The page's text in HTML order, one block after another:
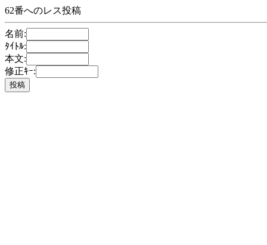
62番へのレス投稿
名前:
ﾀｲﾄﾙ:
本文:
修正ｷｰ: